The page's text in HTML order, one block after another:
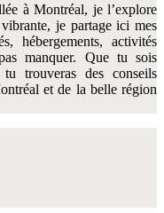
àMontréal, je l’explore
vibrante, je partageicimes
hébergements,activités
manquer. Que tusois
tu trouveras des conseils
etde la bellerégion